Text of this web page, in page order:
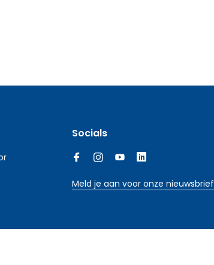
Socials
Meld je aan voor onze nieuwsbrief